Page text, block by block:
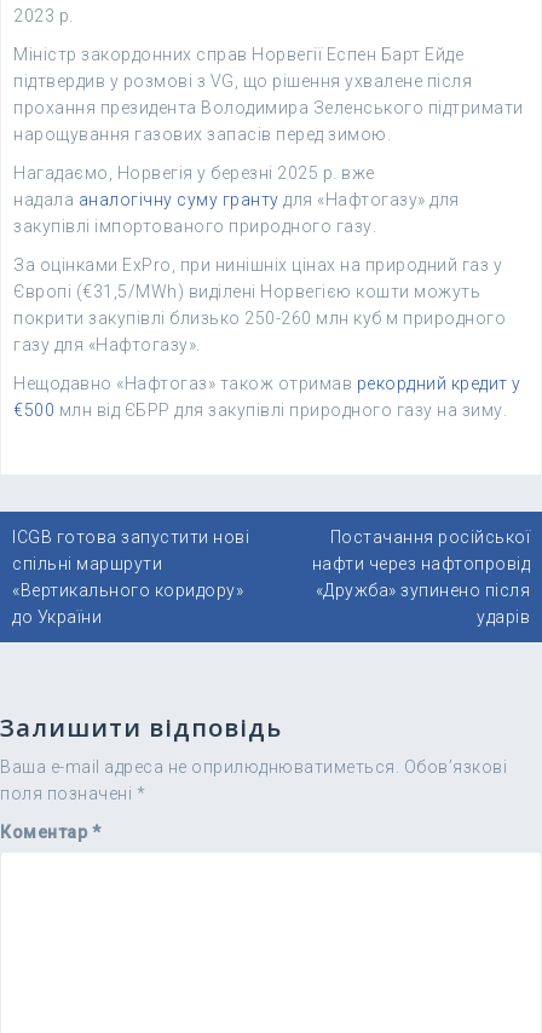
2023 р.
Міністр закордонних справ Норвегії Еспен Барт Ейде
підтвердив у розмові з VG, що рішення ухвалене після
прохання президента Володимира Зеленського підтримати
нарощування газових запасів перед зимою.
Нагадаємо, Норвегія у березні 2025 р. вже
надала аналогічну суму гранту для «Нафтогазу» для
закупівлі імпортованого природного газу.
За оцінками ExPro, при нинішніх цінах на природний газ у
Європі (€31,5/MWh) виділені Норвегією кошти можуть
покрити закупівлі близько 250-260 млн куб м природного
газу для «Нафтогазу».
Нещодавно «Нафтогаз» також отримав рекордний кредит у
€500 млн від ЄБРР для закупівлі природного газу на зиму.
Навігація
записів
ICGB готова запустити нові
спільні маршрути
«Вертикального коридору»
до України
Постачання російської
нафти через нафтопровід
«Дружба» зупинено після
ударів
Залишити відповідь
Ваша e-mail адреса не оприлюднюватиметься.
Обов’язкові
поля позначені *
Коментар *